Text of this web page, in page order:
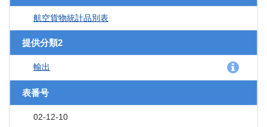
航空貨物統計品別表
提供分類2
輸出
表番号
02-12-10